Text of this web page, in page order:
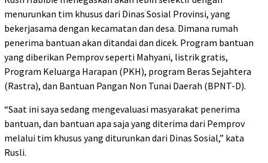
menurunkan tim khusus dari Dinas Sosial Provinsi, yang
bekerjasama dengan kecamatan dan desa. Dimana rumah
penerima bantuan akan ditandai dan dicek. Program bantuan
yang diberikan Pemprov seperti Mahyani, listrik gratis,
Program Keluarga Harapan (PKH), program Beras Sejahtera
(Rastra), dan Bantuan Pangan Non Tunai Daerah (BPNT-D).
“Saat ini saya sedang mengevaluasi masyarakat penerima
bantuan, dan bantuan apa saja yang diterima dari Pemprov
melalui tim khusus yang diturunkan dari Dinas Sosial,” kata
Rusli.